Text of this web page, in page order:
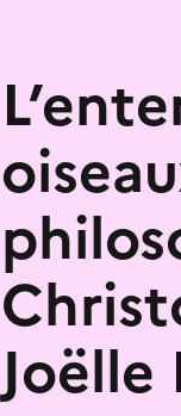
Joëlle